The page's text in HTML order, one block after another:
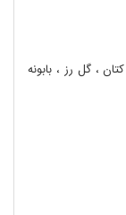
، گل رز ، بابونه